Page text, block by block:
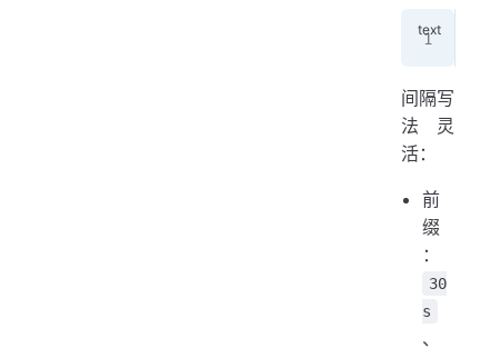
间隔写
法灵
活：
前
缀
：
30
s
、